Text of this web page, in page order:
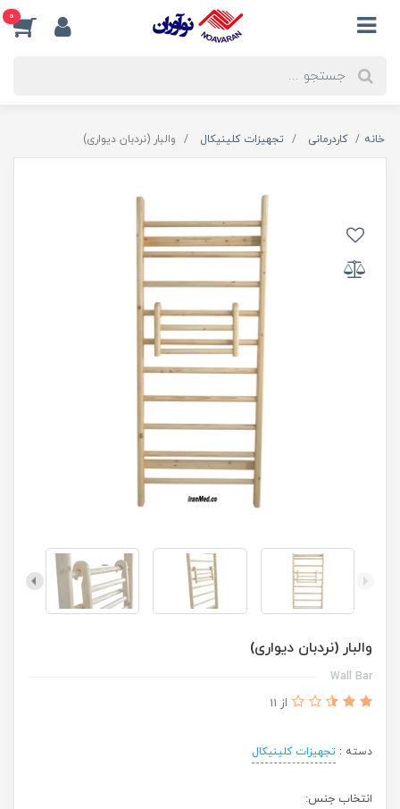
0
خانه کاردرمانی تجهیزات کلینیکال والبار (نردبان دیواری)
والبار (نردبان دیواری)
Wall Bar
از 11
دسته : تجهیزات کلینیکال
انتخاب جنس: